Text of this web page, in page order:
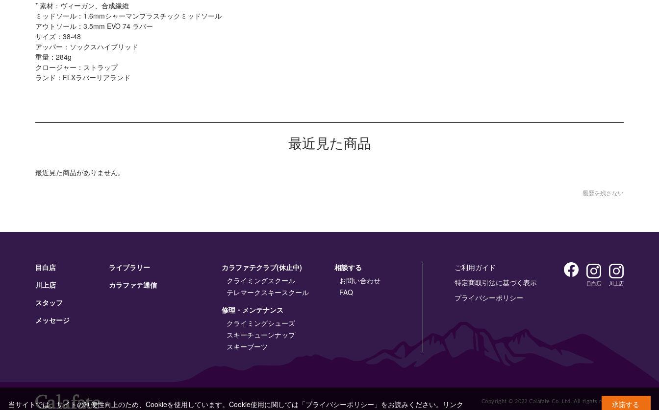
* 素材：ヴィーガン、合成繊維
ミッドソール：1.6mmシャーマンプラスチックミッドソール
アウトソール：3.5mm EVO 74 ラバー
サイズ：38-48
アッパー：ソックスハイブリッド
重量：284g
クロージャー：ストラップ
ランド：FLXラバーリアランド
最近見た商品
最近見た商品がありません。
履歴を残さない
目白店
川上店
スタッフ
メッセージ
ライブラリー
カラファテ通信
カラファテクラブ(休止中)
クライミングスクール
テレマークスキースクール
修理・メンテナンス
クライミングシューズ
スキーチューンナップ
スキーブーツ
相談する
お問い合わせ
FAQ
ご利用ガイド
特定商取引法に基づく表示
プライバシーポリシー
目白店 川上店
Copyright © 2022 Calafate Co.,Ltd. All rights reserved.
当サイトでは、サイトの利便性向上のため、Cookieを使用しています。Cookie使用に関しては「プライバシーポリシー」をお読みください。 リンク 承諾する